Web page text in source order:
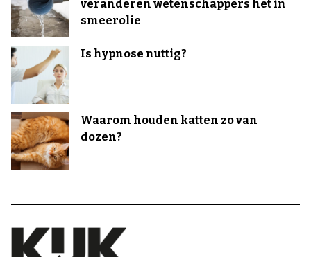
veranderen wetenschappers het in
smeerolie
Is hypnose nuttig?
Waarom houden katten zo van
dozen?